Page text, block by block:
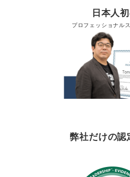
日本人
プロフェッショナル
弊社だけの認